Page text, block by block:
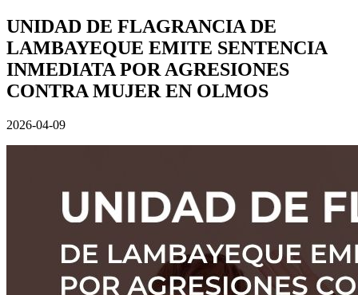
UNIDAD DE FLAGRANCIA DE
LAMBAYEQUE EMITE SENTENCIA
INMEDIATA POR AGRESIONES
CONTRA MUJER EN OLMOS
2026-04-09